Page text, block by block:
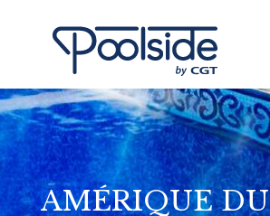
AMÉRIQUE DU